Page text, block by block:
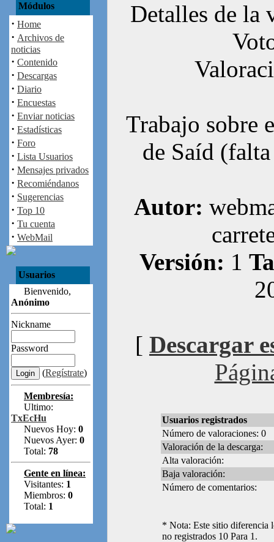
Módulos
· Home
· Archivos de
noticias
· Contenido
· Descargas
· Diario
· Encuestas
· Enviar noticias
· Estadísticas
· Foro
· Lista Usuarios
· Mensajes privados
· Recomiéndanos
· Sugerencias
· Top 10
· Tu cuenta
· WebMail
Usuarios
Bienvenido,
Anónimo
Nickname
Password
(Regístrate)
Membresía:
Ultimo:
TxEcHu
Nuevos Hoy: 0
Nuevos Ayer: 0
Total: 78
Gente en línea:
Visitantes: 1
Miembros: 0
Total: 1
Detalles de la
Trabajo sobre
de Saíd
Autor:
Versión: 1
[ Descargar
Usuarios registrados
Número de valoraciones: 0
Valoración de la descarga:
Alta valoración:
Baja valoración:
Número de comentarios:
* Nota: Este sitio diferencia
no registrados 10 Para 1.